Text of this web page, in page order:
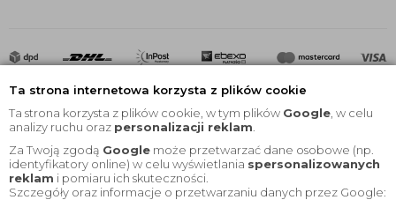
Ta strona internetowa korzysta z plików cookie
Ta strona korzysta z plików cookie, w tym plików Google , w celu
analizy ruchu oraz personalizacji reklam
Za Twoją zgodą Google może przetwarzać dane osobowe (np.
identyfikatory online) w celu wyświetlania spersonalizowanych
reklam i pomiaru ich skuteczności.
Szczegóły oraz informacje o przetwarzaniu danych przez Google:
2020 © Wszelkie Prawa Zastrzeżone |KEYfabrics
Projekt i oprogramowanie sklepu: